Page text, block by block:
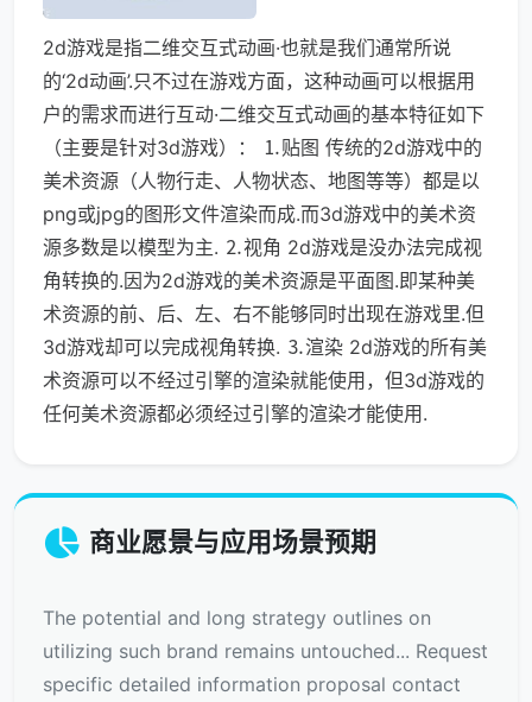
2d游戏是指二维交互式动画·也就是我们通常所说
的‘2d动画’.只不过在游戏方面，这种动画可以根据用
户的需求而进行互动·二维交互式动画的基本特征如下
（主要是针对3d游戏）： ⒈贴图 传统的2d游戏中的
美术资源（人物行走、人物状态、地图等等）都是以
png或jpg的图形文件渲染而成.而3d游戏中的美术资
源多数是以模型为主. ⒉视角 2d游戏是没办法完成视
角转换的.因为2d游戏的美术资源是平面图.即某种美
术资源的前、后、左、右不能够同时出现在游戏里.但
3d游戏却可以完成视角转换. ⒊渲染 2d游戏的所有美
术资源可以不经过引擎的渲染就能使用，但3d游戏的
任何美术资源都必须经过引擎的渲染才能使用.
商业愿景与应用场景预期
The potential and long strategy outlines on
utilizing such brand remains untouched... Request
specific detailed information proposal contact